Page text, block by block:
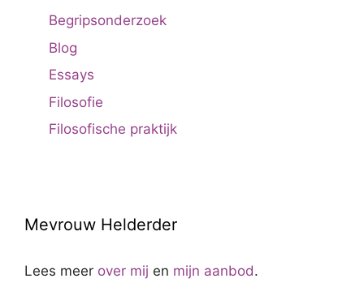
Begripsonderzoek
Blog
Essays
Filosofie
Filosofische praktijk
Mevrouw Helderder
Lees meer over mij en mijn aanbod.